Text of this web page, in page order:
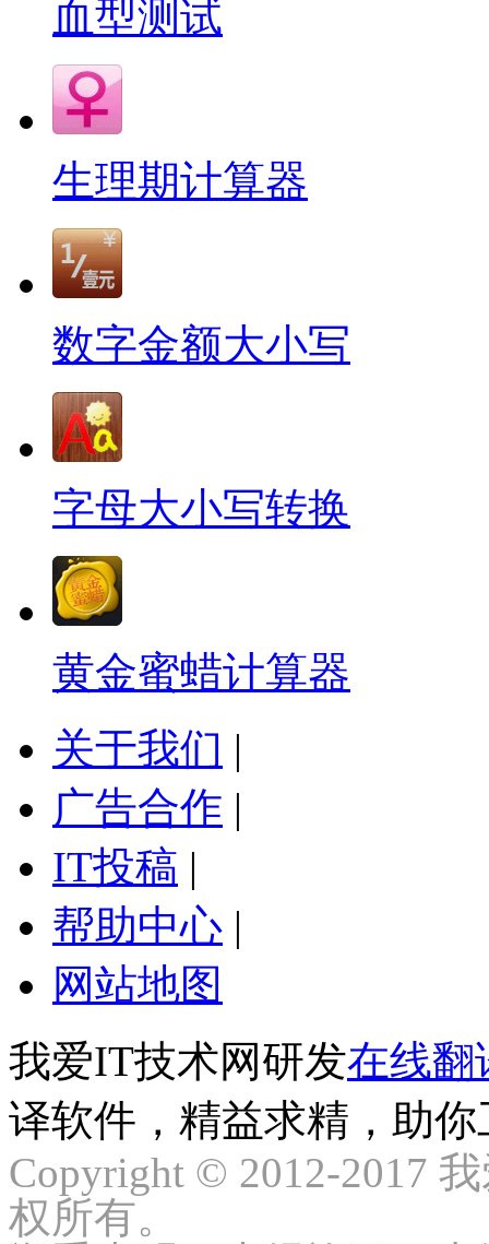
血型测试
生理期计算器
数字金额大小写
字母大小写转换
黄金蜜蜡计算器
关于我们 |
广告合作 |
IT投稿 |
帮助中心 |
网站地图
我爱IT技术网研发在线翻
译软件，精益求精，助
Copyright © 2012-2017
权所有。